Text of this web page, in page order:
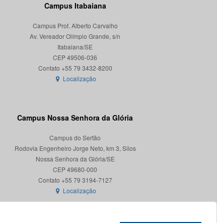
Campus Itabaiana
Campus Prof. Alberto Carvalho
Av. Vereador Olímpio Grande, s/n
Itabaiana/SE
CEP 49506-036
Localização
Campus Nossa Senhora da Glória
Campus do Sertão
Rodovia Engenheiro Jorge Neto, km 3, Silos
Nossa Senhora da Glória/SE
CEP 49680-000
Contato +55 79 3194-7127
Localização